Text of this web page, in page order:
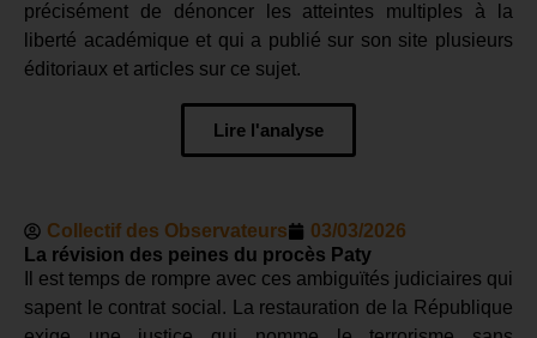
précisément de dénoncer les atteintes multiples à la
liberté académique et qui a publié sur son site plusieurs
éditoriaux et articles sur ce sujet.
Lire l'analyse
Collectif des Observateurs
03/03/2026
La révision des peines du procès Paty
Il est temps de rompre avec ces ambiguïtés judiciaires qui
sapent le contrat social. La restauration de la République